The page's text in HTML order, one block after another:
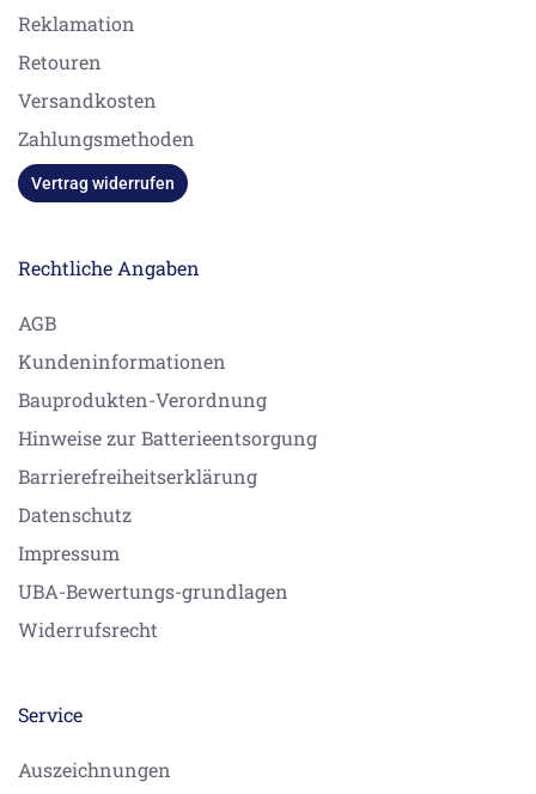
Reklamation
Retouren
Versandkosten
Zahlungsmethoden
Vertrag widerrufen
Rechtliche Angaben
AGB
Kundeninformationen
Bauprodukten-Verordnung
Hinweise zur Batterieentsorgung
Barrierefreiheitserklärung
Datenschutz
Impressum
UBA-Bewertungs-grundlagen
Widerrufsrecht
Service
Auszeichnungen